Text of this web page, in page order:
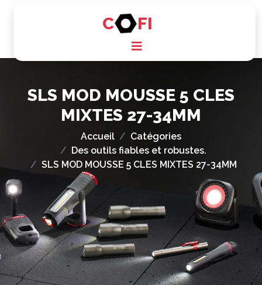
C FI
SLS MOD MOUSSE 5 CLES
MIXTES 27-34MM
Accueil
Catégories
Des outils fiables et robustes.
SLS MOD MOUSSE 5 CLES MIXTES 27-34MM